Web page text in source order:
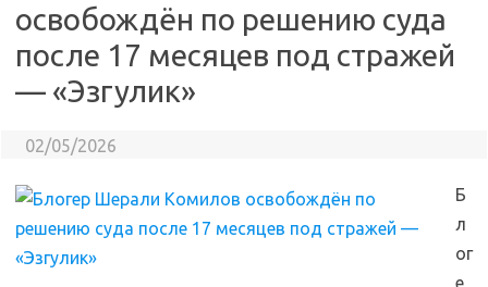
освобождён по решению суда
после 17 месяцев под стражей
— «Эзгулик»
02/05/2026
Б
л
ог
е